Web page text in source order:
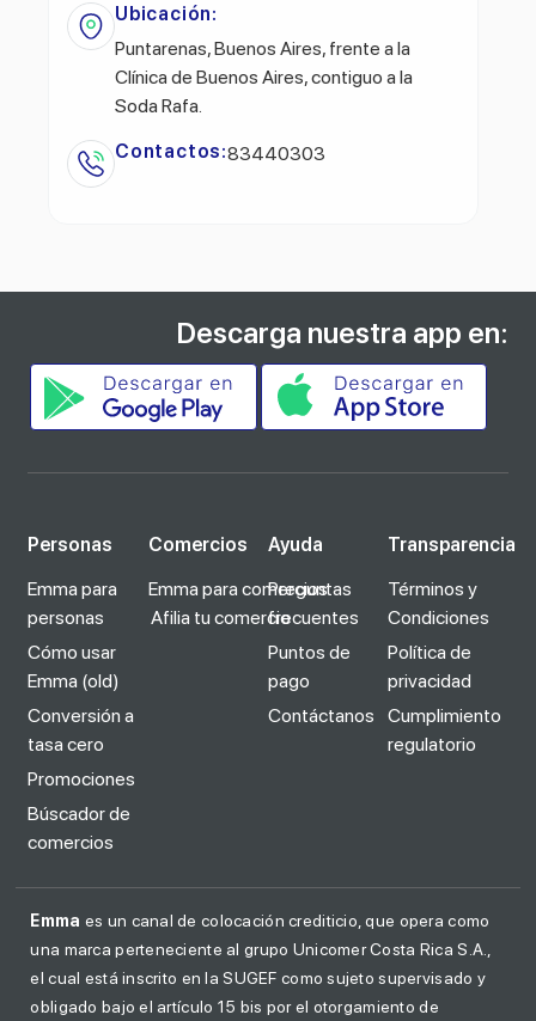
Ubicación:
Puntarenas, Buenos Aires, frente a la
Clínica de Buenos Aires, contiguo a la
Soda Rafa.
Contactos:83440303
Descarga nuestra app en:
Personas
Emma para
personas
Cómo usar
Emma (old)
Conversión a
tasa cero
Promociones
Búscador de
comercios
Comercios
Emma para comercios
Afilia tu comercio
Ayuda
Preguntas
frecuentes
Puntos de
pago
Contáctanos
Transparencia
Términos y
Condiciones
Política de
privacidad
Cumplimiento
regulatorio
Emma es un canal de colocación crediticio, que opera como
una marca perteneciente al grupo Unicomer Costa Rica S.A.,
el cual está inscrito en la SUGEF como sujeto supervisado y
obligado bajo el artículo 15 bis por el otorgamiento de